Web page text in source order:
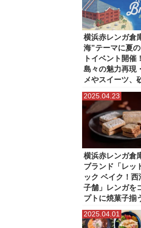
横浜・八景島シーパ
横浜マリンタワー
水陸両用バス（横浜み
横浜赤レンガ倉
海”テーマに夏
トイベント開催
島々の魅力再現
メやスイーツ、
2025.04.23
横浜赤レンガ倉
ブランド「レッ
ック ベイク！西
子舗」レンガを
プトに焼菓子揃
2025.04.01